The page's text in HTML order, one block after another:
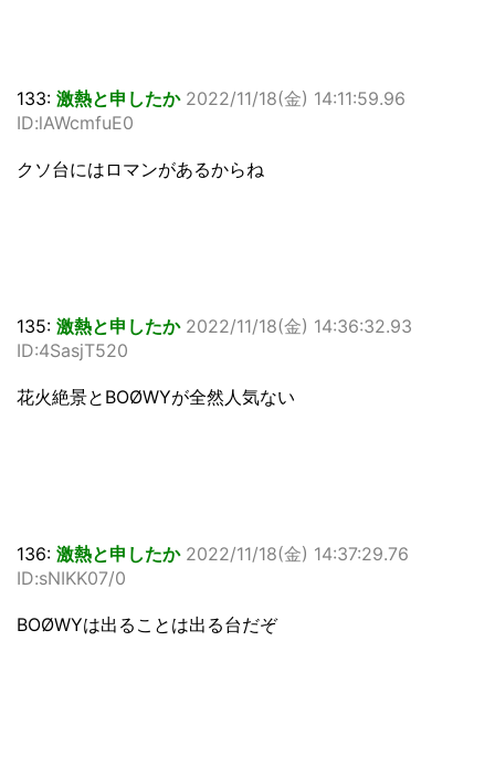
133: 激熱と申したか 2022/11/18(金) 14:11:59.96
ID:lAWcmfuE0
クソ台にはロマンがあるからね
135: 激熱と申したか 2022/11/18(金) 14:36:32.93
ID:4SasjT520
花火絶景とBOØWYが全然人気ない
136: 激熱と申したか 2022/11/18(金) 14:37:29.76
ID:sNIKK07/0
BOØWYは出ることは出る台だぞ